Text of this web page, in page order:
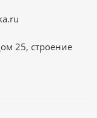
25, строение